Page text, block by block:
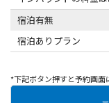
宿泊有無
宿泊ありプラン
*下記ボタン押すと予約画面